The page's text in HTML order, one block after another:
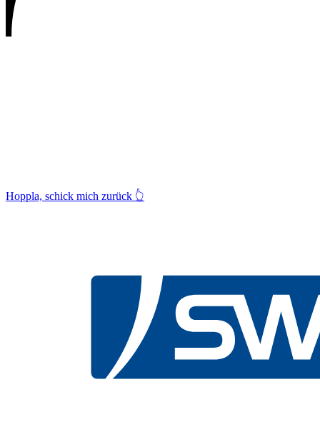
Hoppla, schick mich zurück 👆